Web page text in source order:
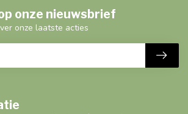
onze nieuwsbrief
onze laatste acties